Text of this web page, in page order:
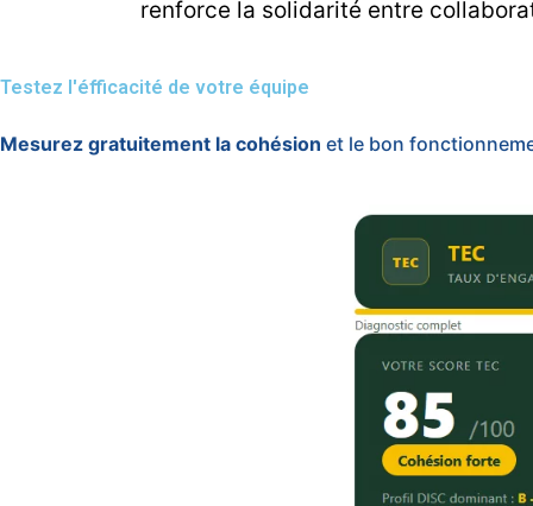
renforce la solidarité entre
Testez l'éfficacité de votre équipe
Mesurez gratuitement la cohésion et le bon